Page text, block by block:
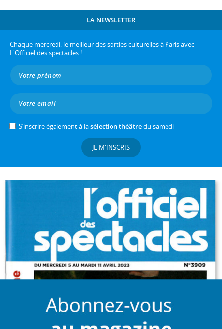
LA NEWSLETTER
Chaque mercredi, le meilleur des sorties culturelles à Paris avec
L'Officiel des spectacles !
S’inscrire également à lasélection théâtredu samedi
JE M'INSCRIS